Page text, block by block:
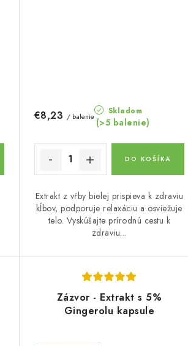
Skladom
(>5 balenie)
€8,23 / balenie
DO KOŠÍKA
Extrakt z vŕby bielej prispieva k zdraviu
kĺbov, podporuje relaxáciu a osviežuje
telo. Vyskúšajte prírodnú cestu k
zdraviu...
Zázvor - Extrakt s 5%
Gingerolu kapsule